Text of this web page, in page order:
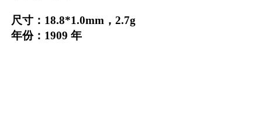
尺寸：18.8*1.0mm，2.7g
年份：1909 年